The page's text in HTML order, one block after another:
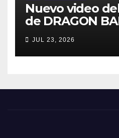
Nuevo video
de DRAGON
ZERO detalla el
Breaking NEO
JUL 23, 2026